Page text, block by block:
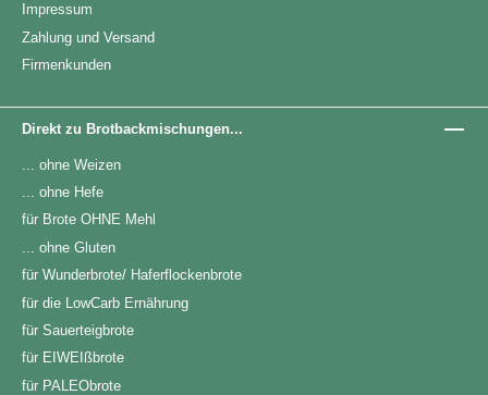
Impressum
Zahlung und Versand
Firmenkunden
Direkt zu Brotbackmischungen...
... ohne Weizen
... ohne Hefe
für Brote OHNE Mehl
... ohne Gluten
für Wunderbrote/ Haferflockenbrote
für die LowCarb Ernährung
für Sauerteigbrote
für EIWEIßbrote
für PALEObrote